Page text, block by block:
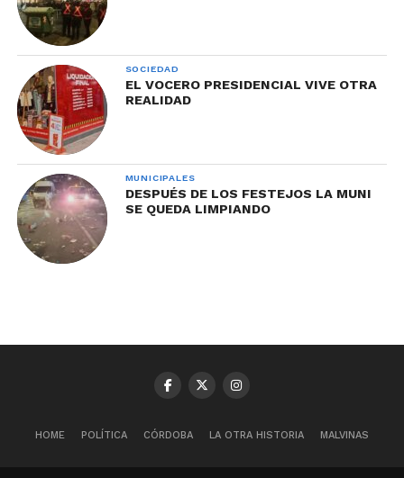
SOCIEDAD
EL VOCERO PRESIDENCIAL VIVE OTRA
REALIDAD
MUNICIPALES
DESPUÉS DE LOS FESTEJOS LA MUNI
SE QUEDA LIMPIANDO
HOME POLÍTICA CÓRDOBA LA OTRA HISTORIA MALVINAS